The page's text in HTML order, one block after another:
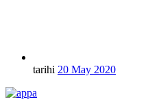
tarihi 20 May 2020